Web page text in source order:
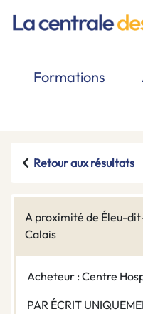
Formations
Retour aux résultats
A proximité de Éleu-
Calais
Acheteur : Centre
PAR ÉCRIT